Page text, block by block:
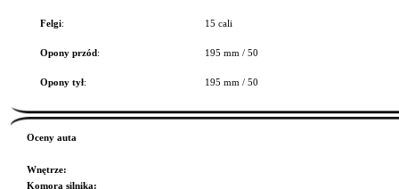
Felgi: 15 cali
Opony przód: 195 mm / 50
Opony tył: 195 mm / 50
Oceny auta
Wnętrze:
Komora silnika: